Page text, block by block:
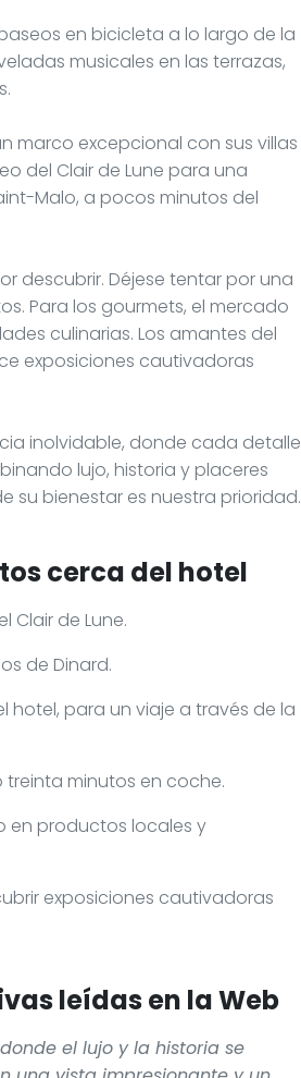
en bicicleta a lo largo de la
musicales en las terrazas,
marco excepcional con sus villas
del Clair de Lune para una
Malo, a pocos minutos del
descubrir. Déjese tentar por una
Para los gourmets, el mercado
culinarias. Los amantes del
exposiciones cautivadoras
inolvidable, donde cada detalle
lujo, historia y placeres
su bienestar es nuestra prioridad.
cerca del hotel
Clair de Lune.
de Dinard.
hotel, para un viaje a través de la
treinta minutos en coche.
en productos locales y
exposiciones cautivadoras
leídas en la Web
el lujo y la historia se